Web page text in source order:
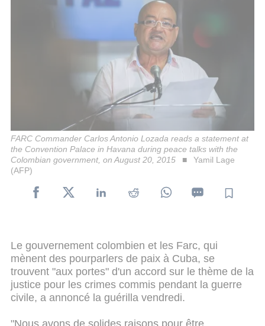
FARC Commander Carlos Antonio Lozada reads a statement at
the Convention Palace in Havana during peace talks with the
Colombian government, on August 20, 2015
Yamil Lage
(AFP)
Le gouvernement colombien et les Farc, qui
mènent des pourparlers de paix à Cuba, se
trouvent "aux portes" d'un accord sur le thème de la
justice pour les crimes commis pendant la guerre
civile, a annoncé la guérilla vendredi.
"Nous avons de solides raisons pour être